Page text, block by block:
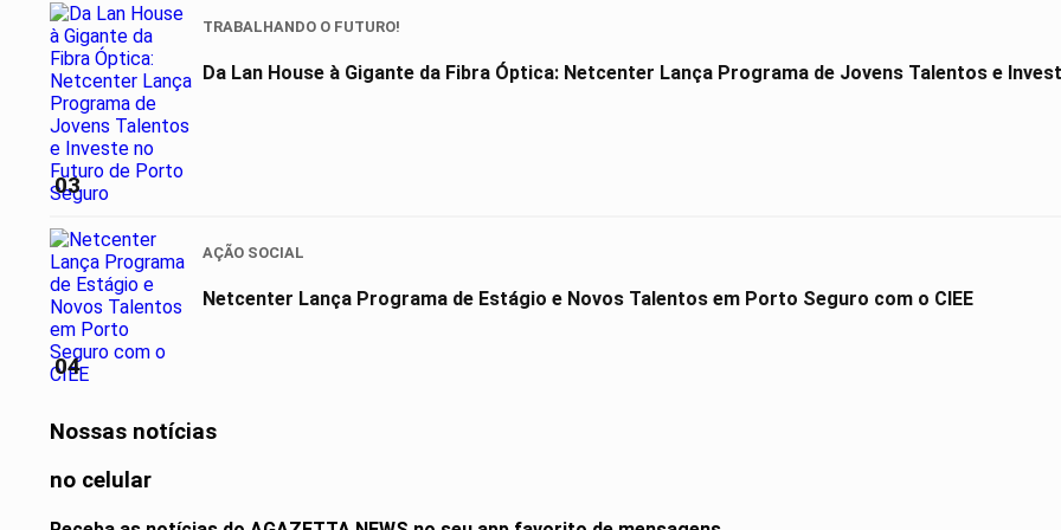
03
TRABALHANDO O FUTURO!
Da Lan House à Gigante da Fibra Óptica: Netcenter Lança Programa de Jovens Talentos e
04
AÇÃO SOCIAL
Netcenter Lança Programa de Estágio e Novos Talentos em Porto Seguro com o CIEE
Nossas notícias
no celular